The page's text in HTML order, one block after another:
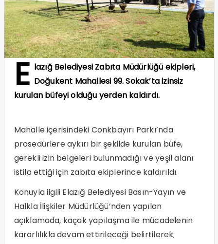
E lazığ Belediyesi Zabıta Müdürlüğü ekipleri,
Doğukent Mahallesi 99. Sokak’ta izinsiz
kurulan büfeyi olduğu yerden kaldırdı.
Mahalle içerisindeki Conkbayırı Parkı’nda
prosedürlere aykırı bir şekilde kurulan büfe,
gerekli izin belgeleri bulunmadığı ve yeşil alanı
istila ettiği için zabıta ekiplerince kaldırıldı.
Konuyla ilgili Elazığ Belediyesi Basın-Yayın ve
Halkla İlişkiler Müdürlüğü’nden yapılan
açıklamada, kaçak yapılaşma ile mücadelenin
kararlılıkla devam ettirileceği belirtilerek;